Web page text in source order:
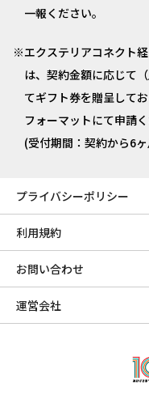
一報ください。
エクステリアコネクト
は、契約金額に応じて
てギフト券を贈呈して
フォーマットにて申請
(受付期間：契約から6
プライバシーポリシー
利用規約
お問い合わせ
運営会社